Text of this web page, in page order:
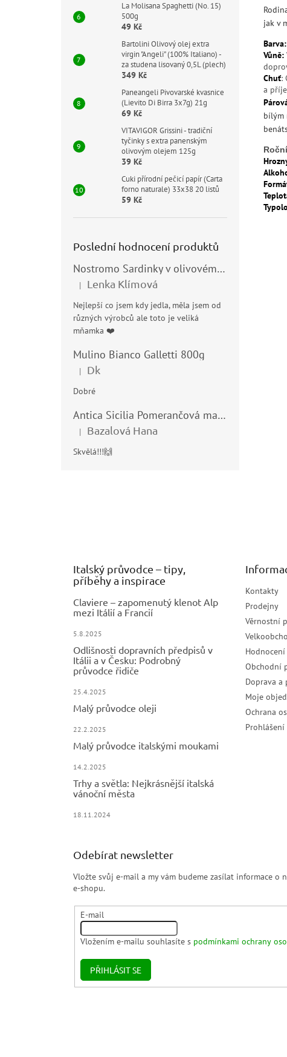
La Molisana Spaghetti (No. 15)
500g
49 Kč
Bartolini Olivový olej extra
virgin "Angeli" (100% Italiano) -
za studena lisovaný 0,5L (plech)
349 Kč
Paneangeli Pivovarské kvasnice
(Lievito Di Birra 3x7g) 21g
69 Kč
VITAVIGOR Grissini - tradiční
tyčinky s extra panenským
olivovým olejem 125g
39 Kč
Cuki přírodní pečicí papír (Carta
forno naturale) 33x38 20 listů
59 Kč
Poslední hodnocení produktů
Nostromo Sardinky v olivovém oleji (Sardine all’Olio di Oliva) 120g
Hodnocení produktu je 5 z 5 hvězdiček.
| Lenka Klímová
Nejlepší co jsem kdy jedla, měla jsem od
různých výrobců ale toto je veliká
mňamka ❤️
Mulino Bianco Galletti 800g
Hodnocení produktu je 5 z 5 hvězdiček.
| Dk
Dobré
Antica Sicilia Pomerančová marmeláda (Arance di Sicilia) 210g
Hodnocení produktu je 5 z 5 hvězdiček.
| Bazalová Hana
Skvělá!!!🙌
jak v
Barva:
Vůně:
Chuť:
a
bílým
Italský průvodce – tipy,
příběhy a inspirace
Claviere – zapomenutý klenot Alp
mezi Itálií a Francií
5.8.2025
Odlišnosti dopravních předpisů v
Itálii a v Česku: Podrobný
průvodce řidiče
25.4.2025
Malý průvodce oleji
22.2.2025
Malý průvodce italskými moukami
14.2.2025
Trhy a světla: Nejkrásnější italská
vánoční města
18.11.2024
Kontakty
Prodejny
Věrnostní
Obchodní
Doprava a
Moje
Ochrana
Odebírat newsletter
Vložte svůj e-mail a my vám budeme zasílat informace o
e-shopu.
E-mail
Vložením e-mailu souhlasíte s podmínkami ochrany
PŘIHLÁSIT SE